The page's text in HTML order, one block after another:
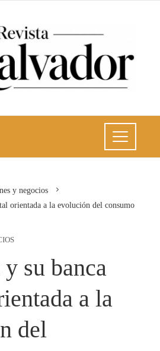
y negocios
orientada a la evolución del consumo
su banca
a la
del